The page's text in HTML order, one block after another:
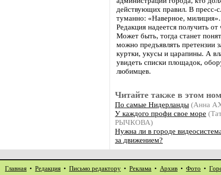
действующих правил. В пресс-
туманно: «Наверное, милиция».
Редакция надеется получить
Может быть, тогда станет
можно предъявлять претензии
куртки, укусы и царапины. А
увидеть списки площадок,
любимцев.
Читайте также в этом
По самые Нидерланды (Анна
У каждого профи свое море
РЫЧКОВА)
Нужна ли в городе
за движением?
Главная • Редакция • Письмо редактору • Реклама • Архив • Фото •